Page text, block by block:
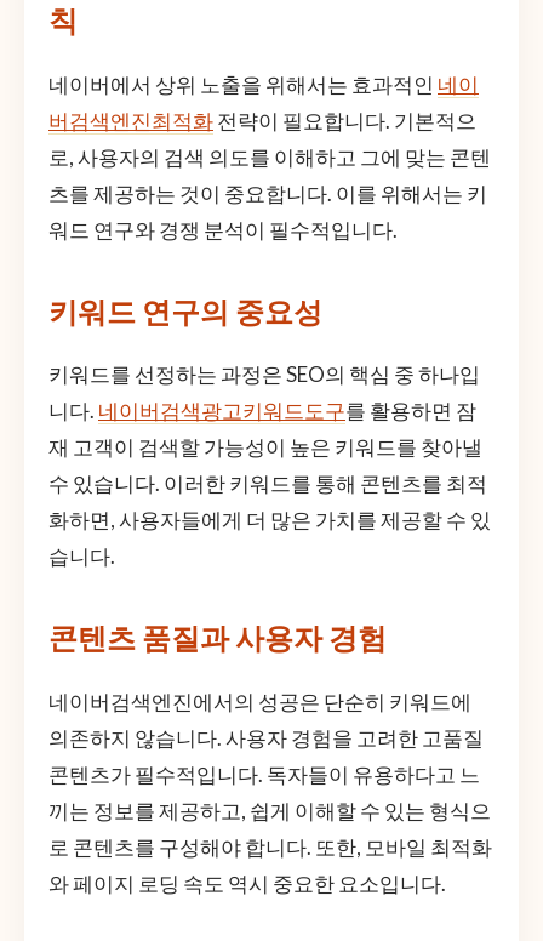
칙
네이버에서 상위 노출을 위해서는 효과적인 네이
버검색엔진최적화전략이 필요합니다. 기본적으
로, 사용자의 검색 의도를 이해하고 그에 맞는 콘텐
츠를 제공하는 것이 중요합니다. 이를 위해서는 키
워드 연구와 경쟁 분석이 필수적입니다.
키워드 연구의 중요성
키워드를 선정하는 과정은 SEO의 핵심 중 하나입
니다. 네이버검색광고키워드도구를 활용하면 잠
재 고객이 검색할 가능성이 높은 키워드를 찾아낼
수 있습니다. 이러한 키워드를 통해 콘텐츠를 최적
화하면, 사용자들에게 더 많은 가치를 제공할 수 있
습니다.
콘텐츠 품질과 사용자 경험
네이버검색엔진에서의 성공은 단순히 키워드에
의존하지 않습니다. 사용자 경험을 고려한 고품질
콘텐츠가 필수적입니다. 독자들이 유용하다고 느
끼는 정보를 제공하고, 쉽게 이해할 수 있는 형식으
로 콘텐츠를 구성해야 합니다. 또한, 모바일 최적화
와 페이지 로딩 속도 역시 중요한 요소입니다.